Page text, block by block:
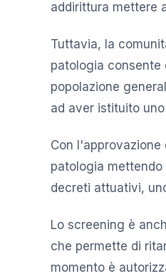
addirittura mettere
Tuttavia, la
patologia consente
popolazione
ad aver istituito
Con
patologia
decreti attuativi,
Lo screening è
che permette di
momento è